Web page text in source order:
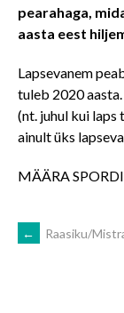
pearahaga,
aasta eest
Lapsevanem
tuleb 2020
(nt. juhul kui
ainult üks
MÄÄRA
POST
← Raasiku/